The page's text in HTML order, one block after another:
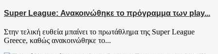
Super League: Ανακοινώθηκε το πρόγραμμα των play...
Στην τελική ευθεία μπαίνει το πρωτάθλημα της Super League
Greece, καθώς ανακοινώθηκε το...